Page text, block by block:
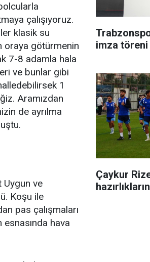
çalışıyoruz.
klasik su
oraya götürmenin
7-8 adamla hala
ve bunlar gibi
1
Aramızdan
de ayrılma
Uygun ve
Koşu ile
pas çalışmaları
hava
imza
Çaykur